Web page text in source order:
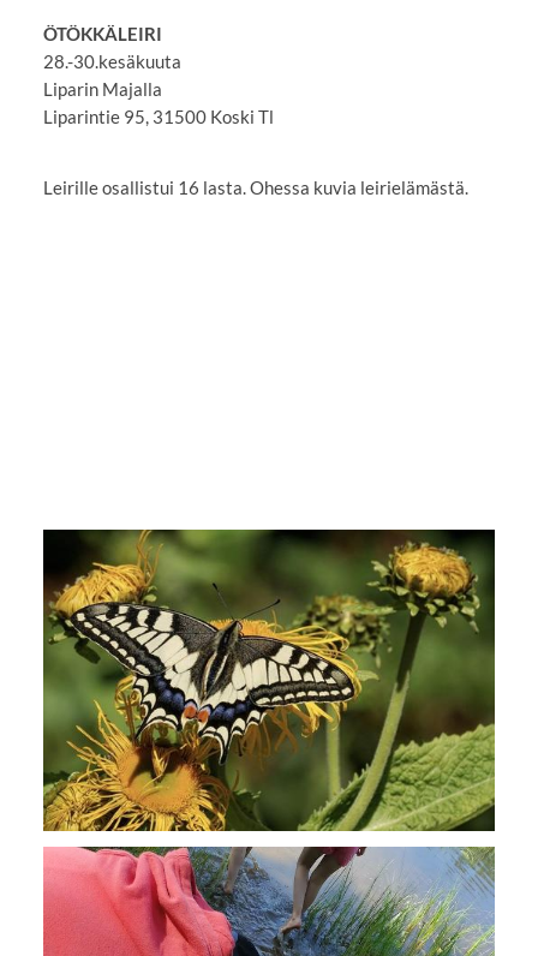
ÖTÖKKÄLEIRI
28.-30.kesäkuuta
Liparin Majalla
Liparintie 95, 31500 Koski Tl
Leirille osallistui 16 lasta. Ohessa kuvia leirielämästä.